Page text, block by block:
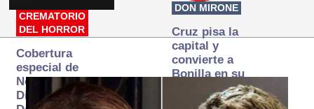
hacemos periodismo
CREMATORIO
DEL HORROR
Cobertura
especial de
Norte
Digital:
DON MIRONE
Cruz pisa la
capital y
convierte a
Bonilla en su
primer blanco